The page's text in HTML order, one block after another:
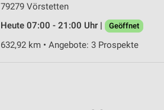
79279 Vörstetten
Heute 07:00 - 21:00 Uhr |
Geöffnet
632,92 km • Angebote: 3 Prospekte